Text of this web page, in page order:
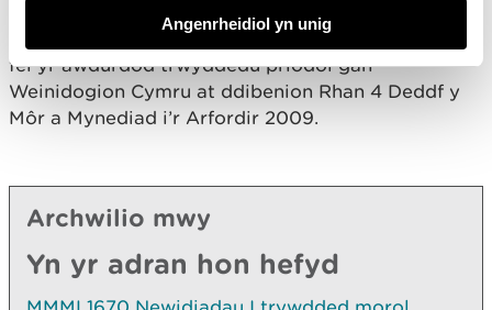
Angenrheidiol yn unig
dan y Rheoliadau Asesu Effeithiau Amgylcheddol
ac mae wedi derbyn swyddogaethau dirprwyedig
fel yr awdurdod trwyddedu priodol gan
Weinidogion Cymru at ddibenion Rhan 4 Deddf y
Môr a Mynediad i’r Arfordir 2009.
Archwilio mwy
Yn yr adran hon hefyd